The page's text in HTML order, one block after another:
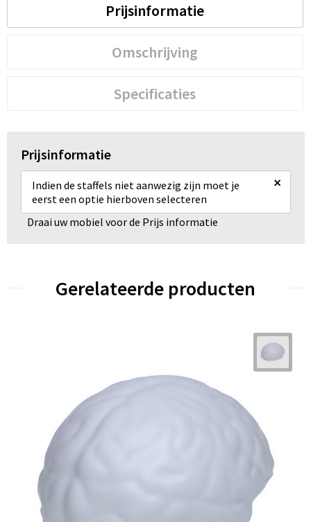
Prijsinformatie
Omschrijving
Specificaties
Prijsinformatie
Indien de staffels niet aanwezig zijn moet je
eerst een optie hierboven selecteren
×
Draai uw mobiel voor de Prijs informatie
Gerelateerde producten